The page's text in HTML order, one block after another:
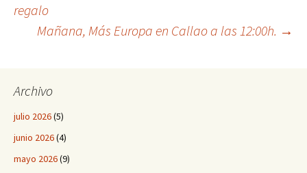
Navegación
entradas
regalo
Mañana, Más Europa en Callao a las 12:00h. →
Archivo
julio 2026(5)
junio 2026(4)
mayo 2026(9)